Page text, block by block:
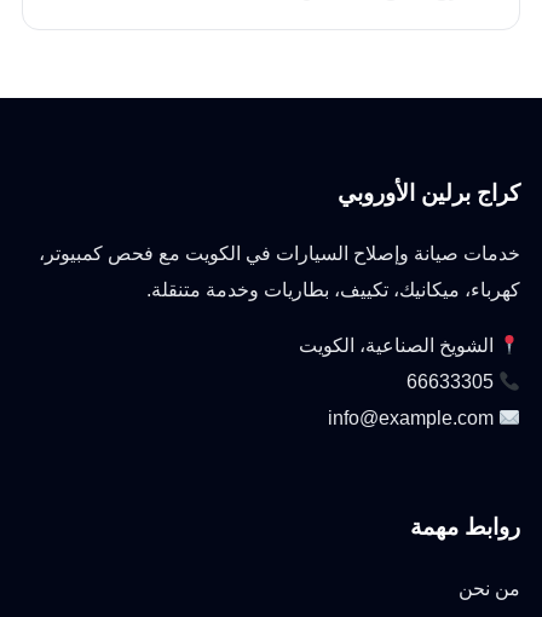
كراج برلين الأوروبي
خدمات صيانة وإصلاح السيارات في الكويت مع فحص كمبيوتر،
كهرباء، ميكانيك، تكييف، بطاريات وخدمة متنقلة.
الشويخ الصناعية، الكويت
66633305
info@example.com
روابط مهمة
من نحن